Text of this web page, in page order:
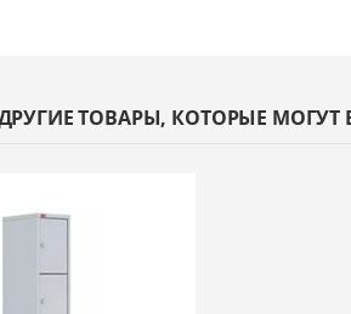
ТОВАРЫ, КОТОРЫЕ МОГУТ